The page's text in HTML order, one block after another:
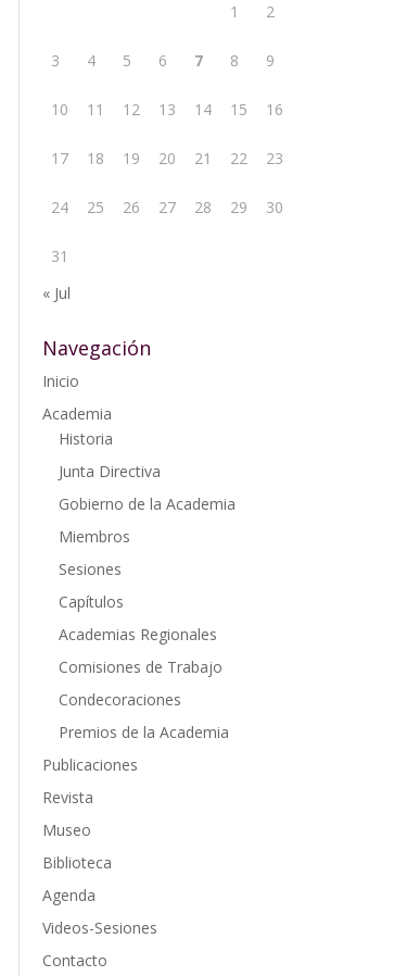
1 2
3 4 5 6 7 8 9
10 11 12 13 14 15 16
17 18 19 20 21 22 23
24 25 26 27 28 29 30
31
« Jul
Navegación
Inicio
Academia
Historia
Junta Directiva
Gobierno de la Academia
Miembros
Sesiones
Capítulos
Academias Regionales
Comisiones de Trabajo
Condecoraciones
Premios de la Academia
Publicaciones
Revista
Museo
Biblioteca
Agenda
Videos-Sesiones
Contacto